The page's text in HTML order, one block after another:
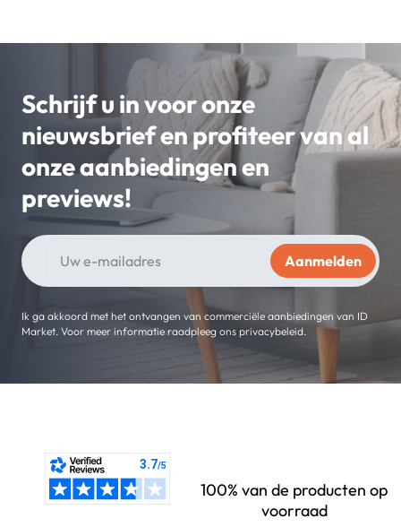
Schrijf u in voor onze
nieuwsbrief en profiteer van al
onze aanbiedingen en
previews!
Ik ga akkoord met het ontvangen van commerciële aanbiedingen van ID
Market. Voor meer informatie raadpleeg ons privacybeleid.
100% van de producten op
voorraad